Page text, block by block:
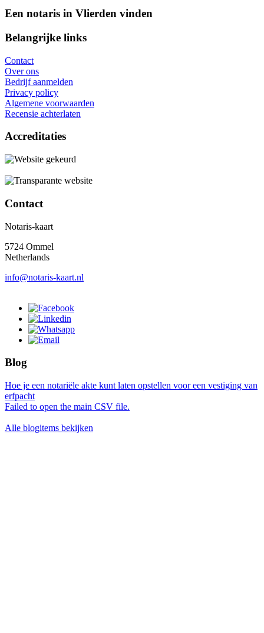
Een notaris in Vlierden vinden
Belangrijke links
Contact
Over ons
Bedrijf aanmelden
Privacy policy
Algemene voorwaarden
Recensie achterlaten
Accreditaties
Contact
Notaris-kaart
5724 Ommel
Netherlands
info@notaris-kaart.nl
Blog
Hoe je een notariële akte kunt laten opstellen voor een vestiging van
erfpacht
Failed to open the main CSV file.
Alle blogitems bekijken